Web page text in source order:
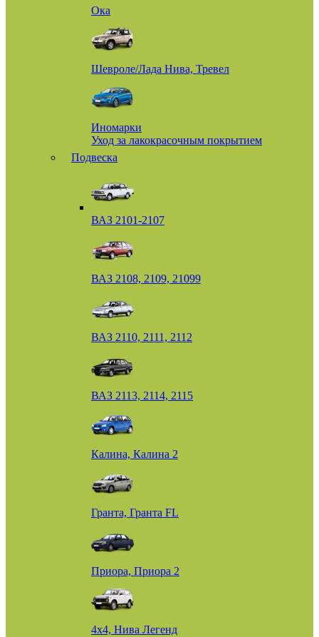
Ока
Шевроле/Лада Нива, Тревел
Иномарки
Уход за лакокрасочным покрытием
Подвеска
ВАЗ 2101-2107
ВАЗ 2108, 2109, 21099
ВАЗ 2110, 2111, 2112
ВАЗ 2113, 2114, 2115
Калина, Калина 2
Гранта, Гранта FL
Приора, Приора 2
4х4, Нива Легенд